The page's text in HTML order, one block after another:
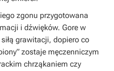
zgonu przygotowana
i dźwięków. Gore w
grawitacji, dopiero co
zostaje męczenniczym
chrząkaniem czy